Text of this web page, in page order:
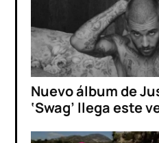
Nuevo álbum de
‘Swag’ llega este